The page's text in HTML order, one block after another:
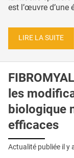
est l’œuvre d’une
LIRE LA SUITE
les
biologique
efficaces
Actualité publiée il y